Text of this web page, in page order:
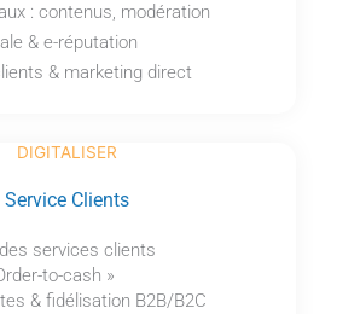
: contenus, modération
& e-réputation
& marketing direct
DIGITALISER
Service Clients
services clients
to-cash »
& fidélisation B2B/B2C